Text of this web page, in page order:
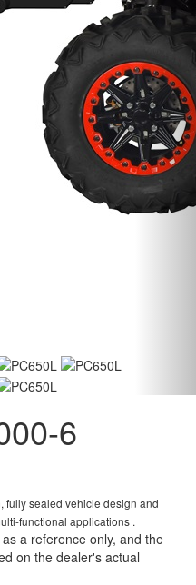
6
fully sealed vehicle design and
functional applications .
a reference only, and the
on the dealer's actual